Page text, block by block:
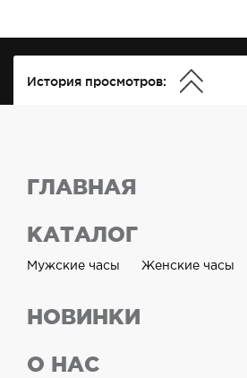
История просмотров:
ГЛАВНАЯ
КАТАЛОГ
Мужские часы Женские часы
НОВИНКИ
О НАС